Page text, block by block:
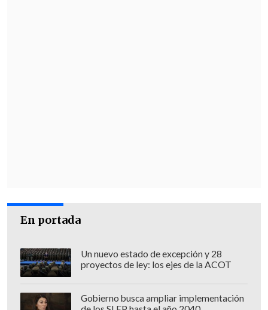
En portada
Un nuevo estado de excepción y 28
proyectos de ley: los ejes de la ACOT
Gobierno busca ampliar implementación